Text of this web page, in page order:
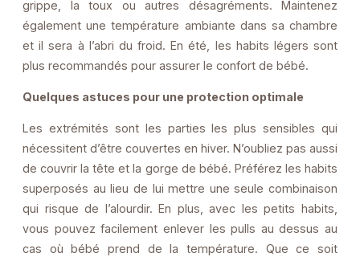
grippe, la toux ou autres désagréments. Maintenez
également une température ambiante dans sa chambre
et il sera à l’abri du froid. En été, les habits légers sont
plus recommandés pour assurer le confort de bébé.
Quelques astuces pour une protection optimale
Les extrémités sont les parties les plus sensibles qui
nécessitent d’être couvertes en hiver. N’oubliez pas aussi
de couvrir la tête et la gorge de bébé. Préférez les habits
superposés au lieu de lui mettre une seule combinaison
qui risque de l’alourdir. En plus, avec les petits habits,
vous pouvez facilement enlever les pulls au dessus au
cas où bébé prend de la température. Que ce soit